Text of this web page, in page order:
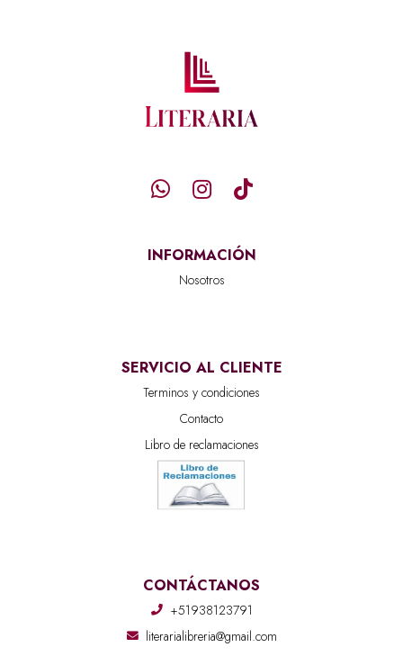
INFORMACIÓN
Nosotros
SERVICIO AL CLIENTE
Terminos y condiciones
Contacto
Libro de reclamaciones
CONTÁCTANOS
+51938123791
literarialibreria@gmail.com